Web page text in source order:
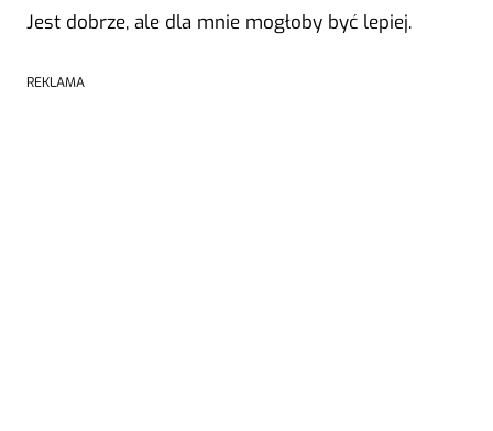
Jest dobrze, ale dla mnie mogłoby być lepiej.
REKLAMA